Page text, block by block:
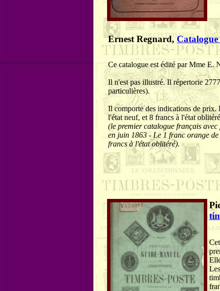
Ernest Regnard,
Ce catalogue est édité par Mme E.
Il n'est pas illustré. Il répertorie
particulières).
Il comporte des indications de prix.
l'état neuf, et 8 francs à l'état
(le premier catalogue français
en juin 1863 - Le 1 franc orange
francs à l'état oblitéré).